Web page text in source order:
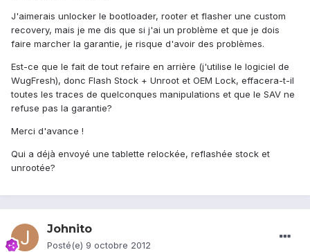
J'aimerais unlocker le bootloader, rooter et flasher une custom
recovery, mais je me dis que si j'ai un problème et que je dois
faire marcher la garantie, je risque d'avoir des problèmes.
Est-ce que le fait de tout refaire en arrière (j'utilise le logiciel de
WugFresh), donc Flash Stock + Unroot et OEM Lock, effacera-t-il
toutes les traces de quelconques manipulations et que le SAV ne
refuse pas la garantie?
Merci d'avance !
Qui a déjà envoyé une tablette relockée, reflashée stock et
unrootée?
Johnito
Posté(e) 9 octobre 2012